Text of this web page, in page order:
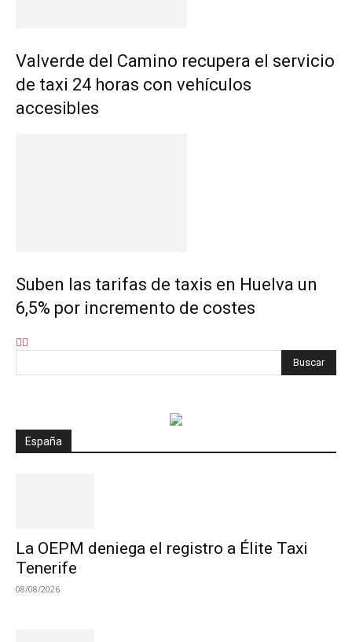
Valverde del Camino recupera el servicio
de taxi 24 horas con vehículos
accesibles
Suben las tarifas de taxis en Huelva un
6,5% por incremento de costes
España
La OEPM deniega el registro a Élite Taxi
Tenerife
08/08/2026